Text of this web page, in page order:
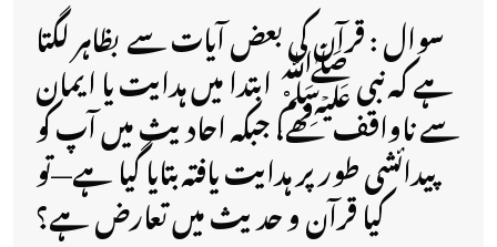
سوال : قرآن کی بعض آیات سے بظاہر لگتا
ہے کہ نبی ﷺ ابتدا میں ہدایت یا ایمان
سے ناواقف تھے، جبکہ احادیث میں آپ کو
پیدائشی طور پر ہدایت یافتہ بتایا گیا ہے—تو
کیا قرآن و حدیث میں تعارض ہے؟